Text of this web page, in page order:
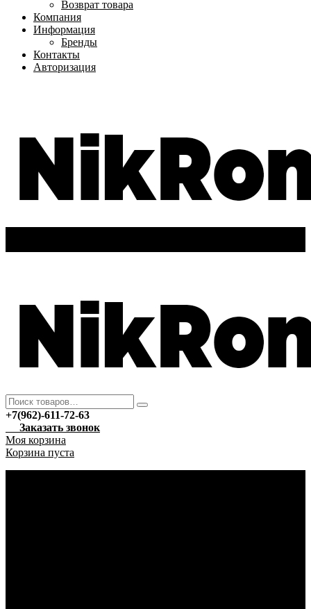
Возврат товара
Компания
Информация
Бренды
Контакты
Авторизация
+7(962)-611-72-63
Заказать звонок
Моя корзина
Корзина пуста